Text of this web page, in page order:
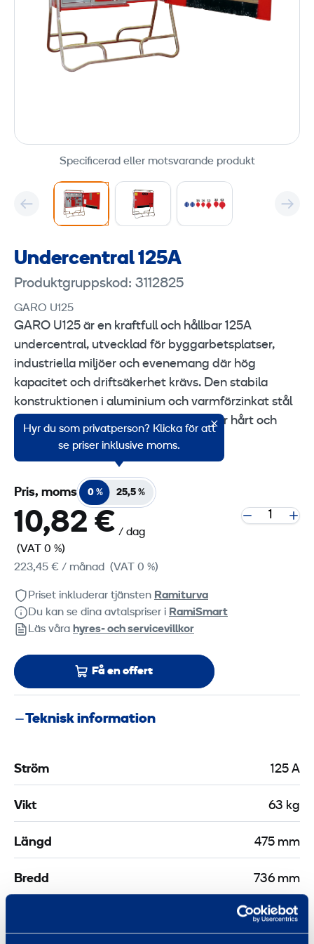
Specificerad eller motsvarande produkt
Undercentral 125A
Produktgruppskod: 3112825
GARO U125
GARO U125 är en kraftfull och hållbar 125A
undercentral, utvecklad för byggarbetsplatser,
industriella miljöer och evenemang där hög
kapacitet och driftsäkerhet krävs. Den stabila
konstruktionen i aluminium och varmförzinkat stål
gör centralen mycket tålig även under hårt och
långvarigt bruk.
Hyr du som privatperson? Klicka för att
se priser inklusive moms.
Pris, moms 0 % 25,5 %
10,82 € / dag
(VAT 0 %)
223,45 € / månad (VAT 0 %)
Priset inkluderar tjänsten Ramiturva
Du kan se dina avtalspriser i RamiSmart
Läs våra hyres‑ och servicevillkor
Få en offert
Teknisk information
Ström 125 A
Vikt 63 kg
Längd 475 mm
Bredd 736 mm
880 mm